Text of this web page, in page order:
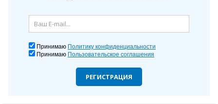
Принимаю Политику конфиденциальности
Принимаю Пользовательское соглашения
РЕГИСТРАЦИЯ